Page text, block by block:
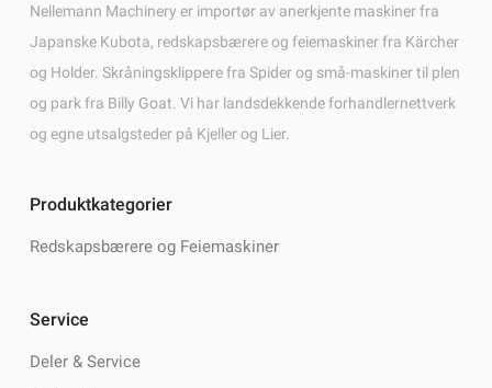
Nellemann Machinery er importør av anerkjente maskiner fra
Japanske Kubota, redskapsbærere og feiemaskiner fra Kärcher
og Holder. Skråningsklippere fra Spider og små-maskiner til plen
og park fra Billy Goat. Vi har landsdekkende forhandlernettverk
og egne utsalgsteder på Kjeller og Lier.
Produktkategorier
Redskapsbærere og Feiemaskiner
Service
Deler & Service